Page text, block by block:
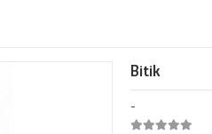
Bitik
-